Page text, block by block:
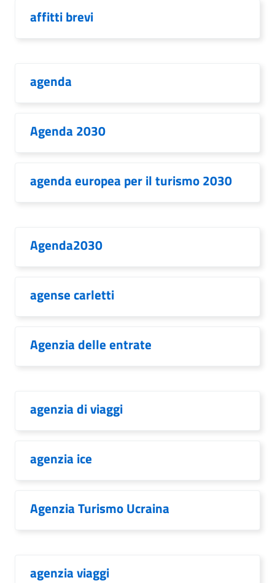
affitti brevi
agenda
Agenda 2030
agenda europea per il turismo 2030
Agenda2030
agense carletti
Agenzia delle entrate
agenzia di viaggi
agenzia ice
Agenzia Turismo Ucraina
agenzia viaggi